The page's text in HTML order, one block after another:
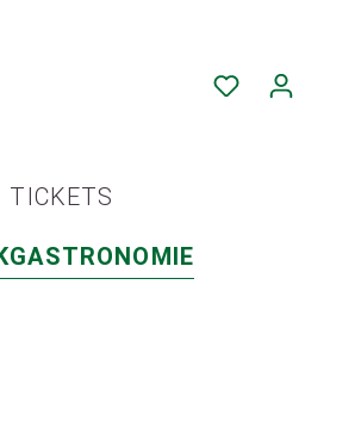
TICKETS